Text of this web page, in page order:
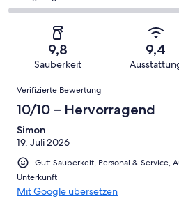
Bewertung
Hervorragend
haben
Bewertung
Gut
Gästebewertungen
Bewertung
Okay
insgesamt
Gästebewertungen
von
Schlecht
von
insgesamt
Gästebewertungen
haben
eine
Bewertung
von
Ungenügend
9,8
Sauberkeit
9,4
Bewertungen
Verifizierte Bewertung
10/10 – Hervorragend
Simon
19. Juli 2026
Gut: Sauberkeit, Personal & Service,
Unterkunft
Mit Google übersetzen